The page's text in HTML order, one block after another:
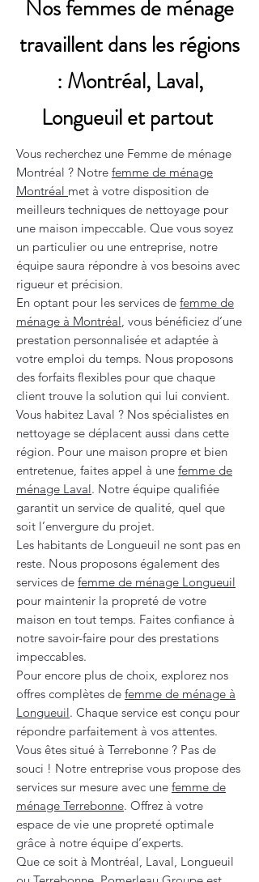
Nos femmes de ménage
travaillent dans les régions
: Montréal, Laval,
Longueuil et partout
Vous recherchez une Femme de ménage
Montréal ? Notre femme de ménage
Montréal met à votre disposition de
meilleurs techniques de nettoyage pour
une maison impeccable. Que vous soyez
un particulier ou une entreprise, notre
équipe saura répondre à vos besoins avec
rigueur et précision.
En optant pour les services de femme de
ménage à Montréal, vous bénéficiez d’une
prestation personnalisée et adaptée à
votre emploi du temps. Nous proposons
des forfaits flexibles pour que chaque
client trouve la solution qui lui convient.
Vous habitez Laval ? Nos spécialistes en
nettoyage se déplacent aussi dans cette
région. Pour une maison propre et bien
entretenue, faites appel à une femme de
ménage Laval. Notre équipe qualifiée
garantit un service de qualité, quel que
soit l’envergure du projet.
Les habitants de Longueuil ne sont pas en
reste. Nous proposons également des
services de femme de ménage Longueuil
pour maintenir la propreté de votre
maison en tout temps. Faites confiance à
notre savoir-faire pour des prestations
impeccables.
Pour encore plus de choix, explorez nos
offres complètes de femme de ménage à
Longueuil. Chaque service est conçu pour
répondre parfaitement à vos attentes.
Vous êtes situé à Terrebonne ? Pas de
souci ! Notre entreprise vous propose des
services sur mesure avec une femme de
ménage Terrebonne. Offrez à votre
espace de vie une propreté optimale
grâce à notre équipe d’experts.
Que ce soit à Montréal, Laval, Longueuil